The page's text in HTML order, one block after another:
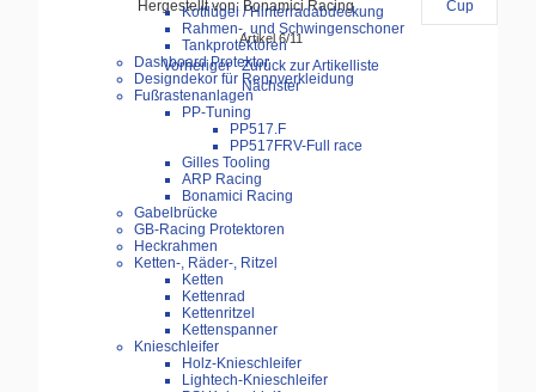
Kotflügel / Hinterradabdeckung
Rahmen-, und Schwingenschoner
Tankprotektoren
Dashboard Protektor
Designdekor für Rennverkleidung
Fußrastenanlagen
PP-Tuning
PP517.F
PP517FRV-Full race
Gilles Tooling
ARP Racing
Bonamici Racing
Gabelbrücke
GB-Racing Protektoren
Heckrahmen
Ketten-, Räder-, Ritzel
Ketten
Kettenrad
Kettenritzel
Kettenspanner
Knieschleifer
Holz-Knieschleifer
Lightech-Knieschleifer
Hergestellt von: Bonamici Racing
Artikel 6/11
Vorheriger Zurück zur Artikelliste
Nächster